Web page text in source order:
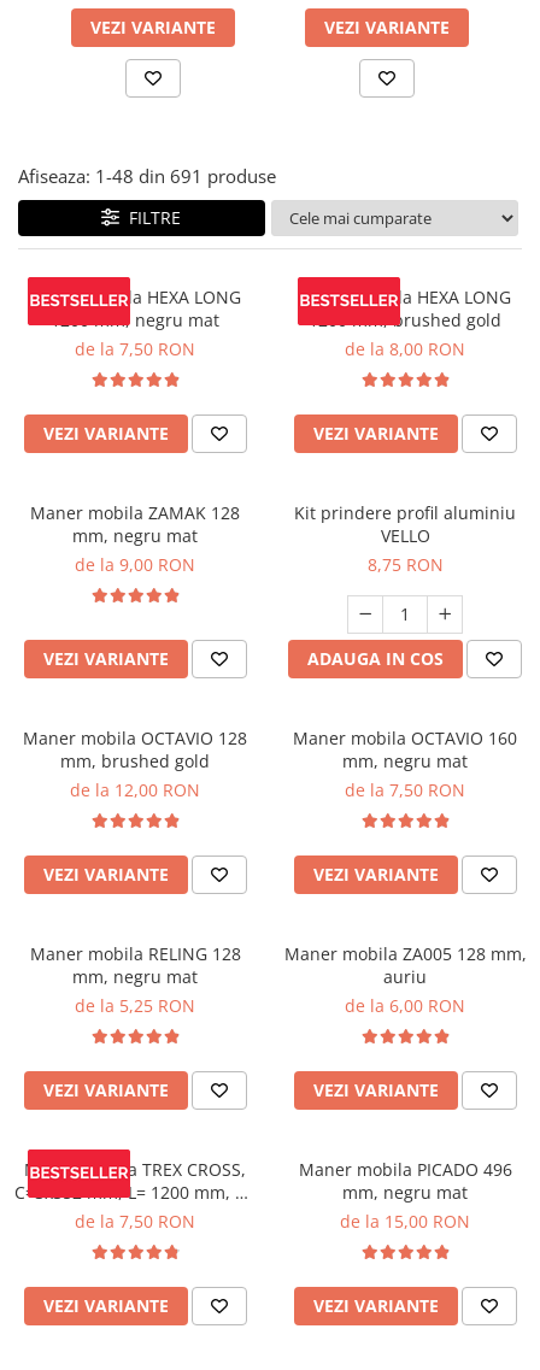
Solutii de curatat & adezivi
Canturi ABS
Clesti/ patenti
Alte scule & unelte
VEZI VARIANTE VEZI VARIANTE
Afiseaza: 1-48 din 691 produse
FILTRE
Maner mobila HEXA LONG
1200 mm, negru mat
de la 7,50 RON
VEZI VARIANTE
Maner mobila HEXA LONG
1200 mm, brushed gold
de la 8,00 RON
VEZI VARIANTE
Maner mobila ZAMAK 128
mm, negru mat
de la 9,00 RON
VEZI VARIANTE
Kit prindere profil aluminiu
VELLO
8,75 RON
ADAUGA IN COS
Maner mobila OCTAVIO 128
mm, brushed gold
de la 12,00 RON
VEZI VARIANTE
Maner mobila OCTAVIO 160
mm, negru mat
de la 7,50 RON
VEZI VARIANTE
Maner mobila RELING 128
mm, negru mat
de la 5,25 RON
VEZI VARIANTE
Maner mobila ZA005 128 mm,
auriu
de la 6,00 RON
VEZI VARIANTE
Maner mobila TREX CROSS,
C=3x352 mm, L= 1200 mm, Al,
negru mat
de la 7,50 RON
VEZI VARIANTE
Maner mobila PICADO 496
mm, negru mat
de la 15,00 RON
VEZI VARIANTE